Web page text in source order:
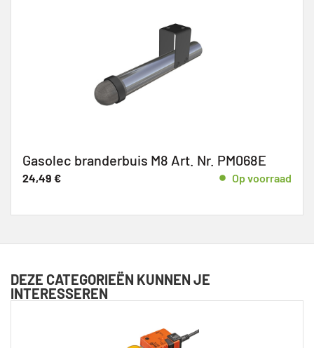
Gasolec branderbuis M8 Art. Nr. PM068E
24,49 € Op voorraad
DEZE CATEGORIEËN KUNNEN JE
INTERESSEREN